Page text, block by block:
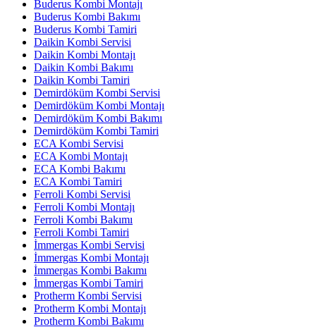
Buderus Kombi Montajı
Buderus Kombi Bakımı
Buderus Kombi Tamiri
Daikin Kombi Servisi
Daikin Kombi Montajı
Daikin Kombi Bakımı
Daikin Kombi Tamiri
Demirdöküm Kombi Servisi
Demirdöküm Kombi Montajı
Demirdöküm Kombi Bakımı
Demirdöküm Kombi Tamiri
ECA Kombi Servisi
ECA Kombi Montajı
ECA Kombi Bakımı
ECA Kombi Tamiri
Ferroli Kombi Servisi
Ferroli Kombi Montajı
Ferroli Kombi Bakımı
Ferroli Kombi Tamiri
İmmergas Kombi Servisi
İmmergas Kombi Montajı
İmmergas Kombi Bakımı
İmmergas Kombi Tamiri
Protherm Kombi Servisi
Protherm Kombi Montajı
Protherm Kombi Bakımı